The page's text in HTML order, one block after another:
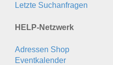
Letzte Suchanfragen
HELP-Netzwerk
Adressen Shop
Eventkalender